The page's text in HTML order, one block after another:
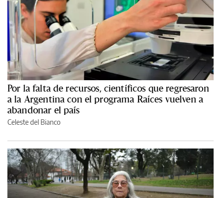
Por la falta de recursos, científicos que regresaron
a la Argentina con el programa Raíces vuelven a
abandonar el país
Celeste del Bianco